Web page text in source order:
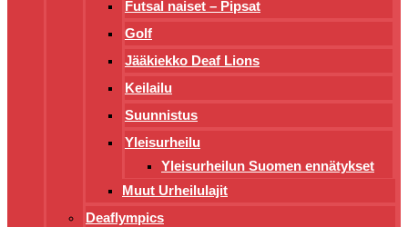
Futsal naiset – Pipsat
Golf
Jääkiekko Deaf Lions
Keilailu
Suunnistus
Yleisurheilu
Yleisurheilun Suomen ennätykset
Muut Urheilulajit
Deaflympics